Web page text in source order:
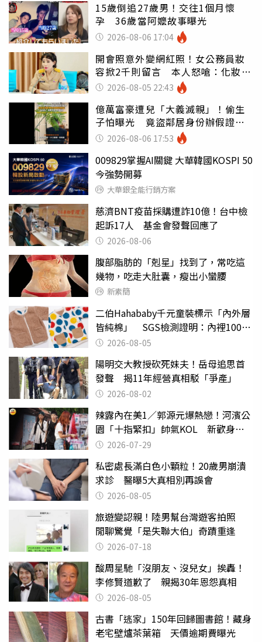
15歲倒追27歲男！交往1個月懷
孕 36歲當阿嬤故事曝光
2026-08-06 17:04
開會照意外變網紅照！女公務員妝
容掀2千則留言 本人怒嗆：化妝有
錯嗎2026-08-05 22:43
億萬富豪遭兒「大義滅親」！偷生
子怕曝光 竟盜鄰居身份辦假證落
戶 2026-08-06 17:53
009829掌握AI關鍵 大華韓國KOSPI 50
今強勢開募
大華銀全能行銷方案
慈濟BNT疫苗採購遭詐10億！台中檢
起訴17人 基金會發聲回應了
2026-08-06
腹部脂肪的「剋星」找到了，常吃這
幾物，吃走大肚囊，瘦出小蠻腰
新素簡
二伯Hahababy千元童裝標示「內外層
皆純棉」 SGS檢測證明：內裡100%
聚酯纖維
2026-08-05
陽明交大教授砍死妹夫！岳母追思首
發聲 揭11年經營真相駁「爭產」
2026-08-02
辣露內在美1／郭源元爆熱戀！河濱公
園「十指緊扣」帥氣KOL 新歡身份
曝光2026-07-29
私密處長滿白色小顆粒！20歲男崩潰
求診 醫曝5大真相別再誤會
2026-08-05
旅遊變認親！陸男幫台灣遊客拍照
閒聊驚覺「是失聯大伯」奇蹟重逢
2026-07-18
酸周星馳「沒朋友、沒兒女」挨轟！
李修賢道歉了 親揭30年恩怨真相
2026-08-05
古書「逃家」150年回歸圖書館！藏身
老宅壁爐茶葉箱 天價逾期費曝光